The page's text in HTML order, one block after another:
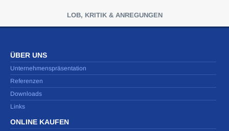
LOB, KRITIK & ANREGUNGEN
ÜBER UNS
Unternehmenspräsentation
Referenzen
Downloads
Links
ONLINE KAUFEN